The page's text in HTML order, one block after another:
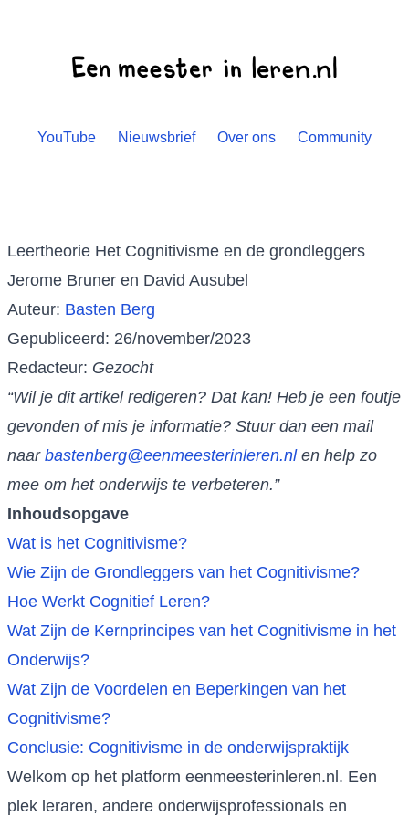
YouTube Nieuwsbrief Over ons Community
Leertheorie Het Cognitivisme en de grondleggers
Jerome Bruner en David Ausubel
Auteur: Basten Berg
Gepubliceerd: 26/november/2023
Redacteur: Gezocht
“Wil je dit artikel redigeren? Dat kan! Heb je een foutje
gevonden of mis je informatie? Stuur dan een mail
naar bastenberg@eenmeesterinleren.nlen help zo
mee om het onderwijs te verbeteren.”
Inhoudsopgave
Wat is het Cognitivisme?
Wie Zijn de Grondleggers van het Cognitivisme?
Hoe Werkt Cognitief Leren?
Wat Zijn de Kernprincipes van het Cognitivisme in het
Onderwijs?
Wat Zijn de Voordelen en Beperkingen van het
Cognitivisme?
Conclusie: Cognitivisme in de onderwijspraktijk
Welkom op het platform eenmeesterinleren.nl. Een
plek leraren, andere onderwijsprofessionals en